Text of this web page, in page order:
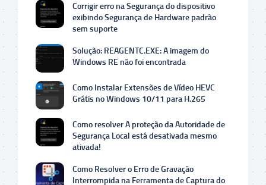
Corrigir erro na Segurança do dispositivo
exibindo Segurança de Hardware padrão
sem suporte
Solução: REAGENTC.EXE: A imagem do
Windows RE não foi encontrada
Como Instalar Extensões de Vídeo HEVC
Grátis no Windows 10/11 para H.265
Como resolver A proteção da Autoridade de
Segurança Local está desativada mesmo
ativada!
Como Resolver o Erro de Gravação
Interrompida na Ferramenta de Captura do